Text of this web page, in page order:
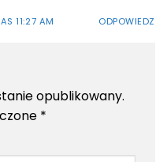
11:27 AM ODPOWIEDZ
opublikowany.
*